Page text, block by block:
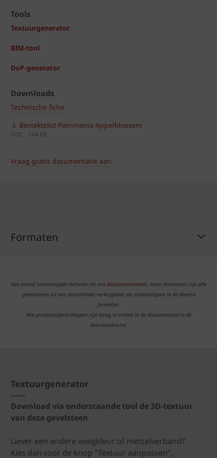
Tools
Textuurgenerator
BIM-tool
DoP-generator
Downloads
Technische fiche
Bestektekst Patrimonia Appelbloesem
DOC - 144 KB
Vraag gratis documentatie aan
Formaten
Een aantal steenstrippen behoren tot ons basisassortiment, maar daarnaast zijn alle
gevelstenen uit ons assortiment verkrijgbaar als steenstrippen in de diverse
formaten.
Alle producteigenschappen zijn terug te vinden in de documentatie in de
downloadsectie.
Textuurgenerator
Download via onderstaande tool de 3D-textuur
van deze gevelsteen
Liever een andere voegkleur of metselverband?
Kies dan voor de knop "Textuur aanpassen",